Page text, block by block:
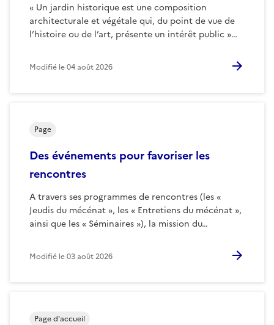
« Un jardin historique est une composition
architecturale et végétale qui, du point de vue de
l’histoire ou de l’art, présente un intérêt public »…
Modifié le04 août 2026
Des événements pour favoriser les
rencontres
A travers ses programmes de rencontres (les «
Jeudis du mécénat », les « Entretiens du mécénat »,
ainsi que les « Séminaires »), la mission du…
Page
Modifié le03 août 2026
Page d'accueil